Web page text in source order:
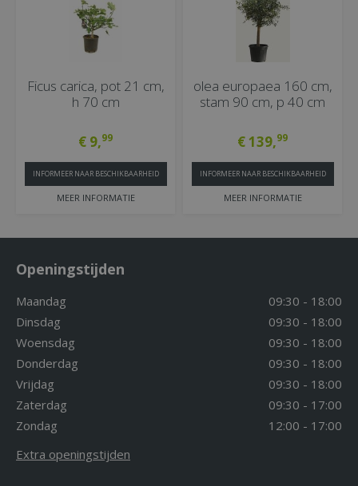
Ficus carica, pot 21 cm,
h 70 cm
€ 9,99
MEER INFORMATIE
INFORMEER NAAR BESCHIKBAARHEID
olea europaea 160 cm,
stam 90 cm, p 40 cm
€139,99
MEER INFORMATIE
INFORMEER NAAR BESCHIKBAARHEID
Openingstijden
Maandag
09:30 - 18:00
Dinsdag
09:30 - 18:00
Woensdag
09:30 - 18:00
Donderdag
09:30 - 18:00
Vrijdag
09:30 - 18:00
Zaterdag
09:30 - 17:00
Zondag
12:00 - 17:00
Extra openingstijden